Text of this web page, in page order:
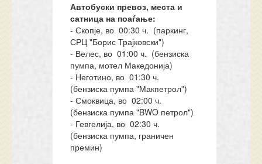
Автобуски превоз, места и
сатница на поаѓање:
- Скопје, во 00:30 ч. (паркинг,
СРЦ "Борис Трајковски")
- Велес, во 01:00 ч. (бензиска
пумпа, мотел Македонија)
- Неготино, во 01:30 ч.
(бензиска пумпа "Макпетрол")
- Смоквица, во 02:00 ч.
(бензиска пумпа "BWO петрол")
- Гевгелија, во 02:30 ч.
(бензиска пумпа, граничен
премин)